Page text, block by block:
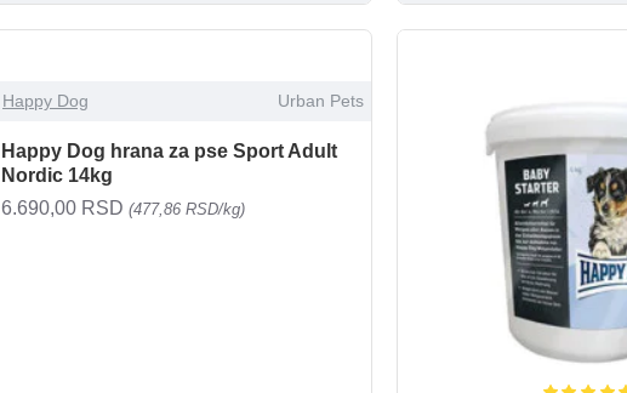
Happy Dog Urban Pets
Happy Dog hrana za pse Sport Adult
Nordic 14kg
6.690,00 RSD (477,86 RSD/kg)